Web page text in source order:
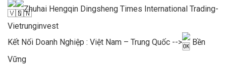
Zhuhai Hengqin Dingsheng Times International Trading-
Vietrunginvest
Kết Nối Doanh Nghiệp : Việt Nam – Trung Quốc -->
Bền
Vững